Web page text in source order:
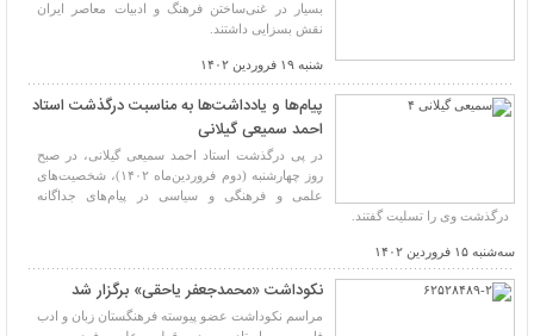
بسیار در غنی‌ساختن فرهنگ و ادبیات معاصر ایران
نقش بسزایی داشتند.
شنبه ۱۹ فروردین ۱۴۰۲
پیام‌ها و یادداشت‌ها به مناسبت درگذشت استاد
احمد سمیعی گیلانی
در پی درگذشت استاد احمد سمیعی گیلانی، در صبح
روز چهارشنبه (دوم فروردین‌ماه ۱۴۰۲)، شخصیت‌های
علمی و فرهنگی و سیاسی در پیام‌های جداگانه
درگذشت وی را تسلیت گفتند.
سه‌شنبه ۱۵ فروردین ۱۴۰۲
نکوداشت «محمدجعفر یاحقی» برگزار شد
مراسم نکوداشت عضو پیوسته فرهنگستان زبان و ادب